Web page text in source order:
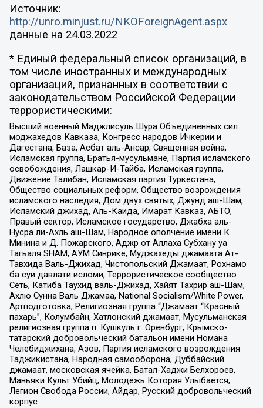
Источник:
http://unro.minjust.ru/NKOForeignAgent.aspx
данные на 24.03.2022
* Единый федеральный список организаций, в
том числе иностранных и международных
организаций, признанных в соответствии с
законодательством Российской Федерации
террористическими:
Высший военный Маджлисуль Шура Объединенных сил
моджахедов Кавказа, Конгресс народов Ичкерии и
Дагестана, База, Асбат аль-Ансар, Священная война,
Исламская группа, Братья-мусульмане, Партия исламского
освобождения, Лашкар-И-Тайба, Исламская группа,
Движение Талибан, Исламская партия Туркестана,
Общество социальных реформ, Общество возрождения
исламского наследия, Дом двух святых, Джунд аш-Шам,
Исламский джихад, Аль-Каида, Имарат Кавказ, АБТО,
Правый сектор, Исламское государство, Джабха аль-
Нусра ли-Ахль аш-Шам, Народное ополчение имени К.
Минина и Д. Пожарского, Аджр от Аллаха Субхану уа
Тагьаля SHAM, АУМ Синрике, Муджахеды джамаата Ат-
Тавхида Валь-Джихад, Чистопольский Джамаат, Рохнамо
ба суи давлати исломи, Террористическое сообщество
Сеть, Катиба Таухид валь-Джихад, Хайят Тахрир аш-Шам,
Ахлю Сунна Валь Джамаа, National Socialism/White Power,
Артподготовка, Религиозная группа “Джамаат “Красный
пахарь”, Колумбайн, Хатлонский джамаат, Мусульманская
религиозная группа п. Кушкуль г. Оренбург, Крымско-
татарский добровольческий батальон имени Номана
Челебиджихана, Азов, Партия исламского возрождения
Таджикистана, Народная самооборона, Дуббайский
джамаат, московская ячейка, Батал-Хаджи Белхороев,
Маньяки Культ Убийц, Молодёжь Которая Улыбается,
Легион Свобода России, Айдар, Русский добровольческий
корпус